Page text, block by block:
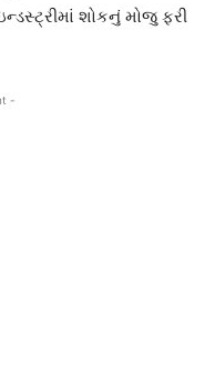
શોકનું મોજુ ફરી
-